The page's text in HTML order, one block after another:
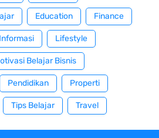
Education Finance
Informasi Lifestyle
Belajar Bisnis
Pendidikan Properti
Tips Belajar Travel